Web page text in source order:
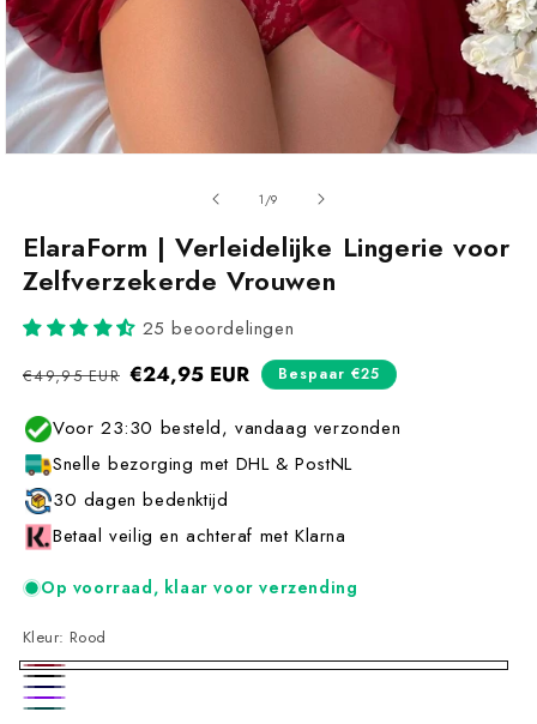
1 /van
9
ElaraForm | Verleidelijke Lingerie voor
Zelfverzekerde Vrouwen
25 beoordelingen
Normale
€49,95 EUR Aanbiedingsprijs
€24,95 EUR Bespaar €25
Voor 23:30 besteld, vandaag verzonden
Snelle bezorging met DHL & PostNL
30 dagen bedenktijd
Betaal veilig en achteraf met Klarna
Op voorraad, klaar voor verzending
Kleur: Rood
Rood
Zwart
Blauw
Paars